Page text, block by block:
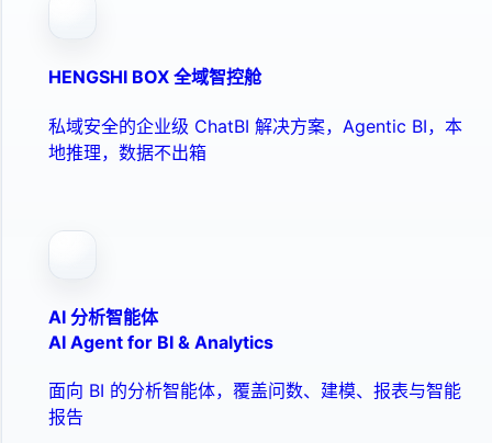
HENGSHI BOX 全域智控舱
私域安全的企业级 ChatBI 解决方案，Agentic BI，本
地推理，数据不出箱
AI 分析智能体
AI Agent for BI & Analytics
面向 BI 的分析智能体，覆盖问数、建模、报表与智能
报告